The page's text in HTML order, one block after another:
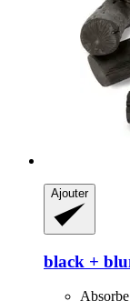
Ajouter
black +